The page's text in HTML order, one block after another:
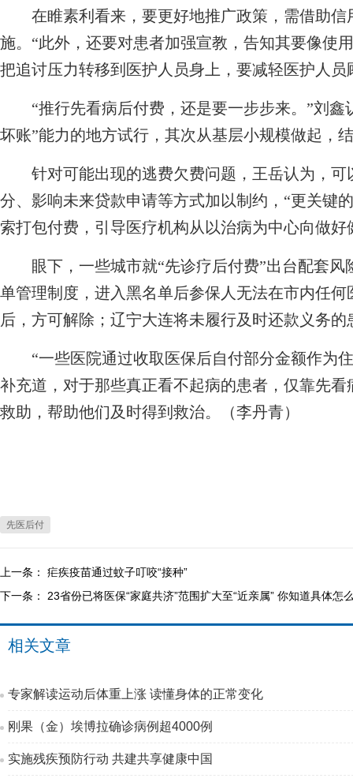
在睢素利看来，要更好地推广政策，需借助信
施。“此外，还要对患者加强宣教，告知其要像使
把追讨压力转移到医护人员身上，要减轻医护人员
“推行先看病后付费，还是要一步步来。”刘鑫
坏账”能力的地方试行，其次从基层小规模做起，
针对可能出现的逃费欠费问题，王岳认为，可
分、影响未来贷款申请等方式加以制约，“更关键
索打包付费，引导医疗机构从以治病为中心向做好
眼下，一些城市就“先诊疗后付费”出台配套风
单管理制度，进入黑名单后参保人无法在市内任
后，方可解除；辽宁大连将未履行及时还款义务
“一些医院通过收取医保后自付部分金额作为住
补充道，对于那些真正看不起病的患者，仅靠先
救助，帮助他们及时得到救治。（李丹青）
先医后付
上一条： 疟疾疫苗通过蚊子叮咬“接种”
下一条： 23省份已将医保“家庭共济”范围扩大至“近亲属” 你知道具体怎
相关文章
专家解读运动后体重上涨 读懂身体的正常变化
刚果（金）埃博拉确诊病例超4000例
实施残疾预防行动 共建共享健康中国